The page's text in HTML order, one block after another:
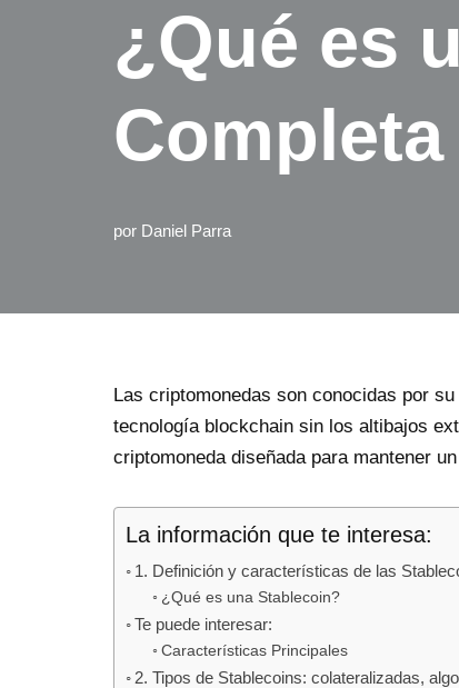
¿Qué es
por Daniel Parra
Las criptomonedas son conocidas por
tecnología blockchain sin los altibajos
criptomoneda diseñada para mantener
La información que te interesa:
1. Definición y características de las
¿Qué es una Stablecoin?
Te puede interesar:
Características Principales
2. Tipos de Stablecoins: colateralizadas,